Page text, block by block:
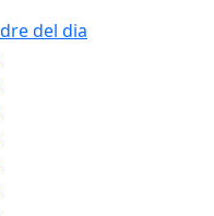
del dia